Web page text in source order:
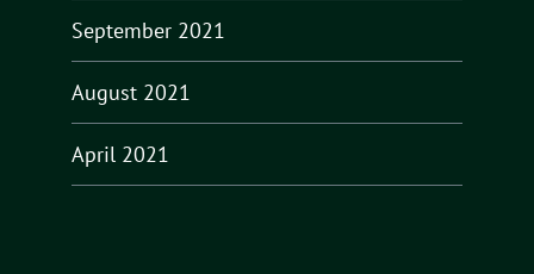
September 2021
August 2021
April 2021